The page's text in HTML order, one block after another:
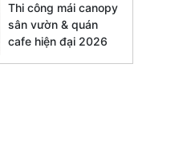
Thi công mái canopy
sân vườn & quán
cafe hiện đại 2026